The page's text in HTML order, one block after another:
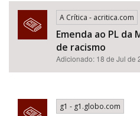
A Crítica - acritica.com
Emenda ao PL da
de racismo​​​​​​​​​​​​​​​​​​​​​​​​​​​​​​​​​​​​​​​​​​
Adicionado: 18 de Jul de
g1 - g1.globo.com